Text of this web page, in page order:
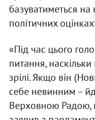
базуватиметься
політичних
«Під час цього
питання,
зрілі. Якщо він
себе невинним –
Верховною Радою,